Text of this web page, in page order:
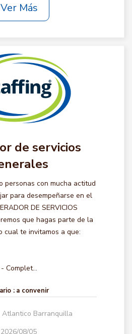
Ver Más
de servicios
personas con mucha actitud
para desempeñarse en el
DE SERVICIOS
que hagas parte de la
cual te invitamos a que:
- Complet...
: a convenir
Atlantico Barranquilla
2026/08/05